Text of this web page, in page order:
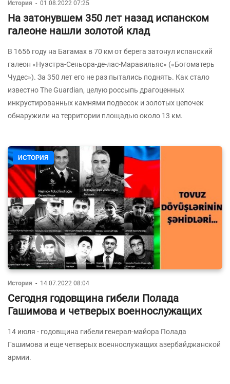
История - 01.08.2022 07:25
На затонувшем 350 лет назад испанском
галеоне нашли золотой клад
В 1656 году на Багамах в 70 км от берега затонул испанский
галеон «Нуэстра-Сеньора-де-лас-Маравильяс» («Богоматерь
Чудес»). За 350 лет его не раз пытались поднять. Как стало
известно The Guardian, целую россыпь драгоценных
инкрустированных камнями подвесок и золотых цепочек
обнаружили на территории площадью около 13 км.
ИСТОРИЯ
История - 14.07.2022 08:04
Сегодня годовщина гибели Полада
Гашимова и четверых военнослужащих
14 июля - годовщина гибели генерал-майора Полада
Гашимова и еще четверых военнослужащих азербайджанской
армии.